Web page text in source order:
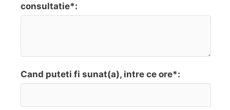
consultatie*:
Cand puteti fi sunat(a), intre ce ore*: